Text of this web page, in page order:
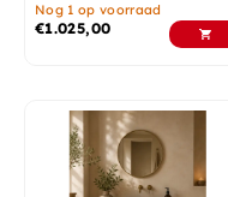
Nog 1 op voorraad
€1.025,00